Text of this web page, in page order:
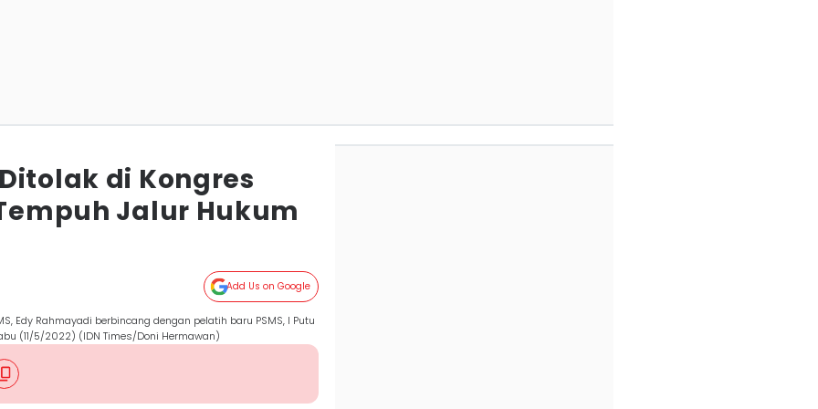
di Kongres
Jalur Hukum
Add Us on Google
Edy Rahmayadi berbincang dengan pelatih baru PSMS, I Putu
(11/5/2022) (IDN Times/Doni Hermawan)